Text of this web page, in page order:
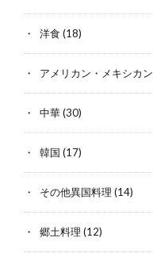
洋食 (18)
アメリカン・メキシカン
中華(30)
韓国 (17)
その他異国料理 (14)
郷土料理 (12)